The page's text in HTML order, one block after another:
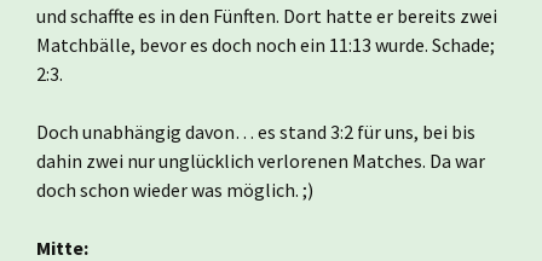
und schaffte es in den Fünften. Dort hatte er bereits zwei
Matchbälle, bevor es doch noch ein 11:13 wurde. Schade;
2:3.
Doch unabhängig davon… es stand 3:2 für uns, bei bis
dahin zwei nur unglücklich verlorenen Matches. Da war
doch schon wieder was möglich. ;)
Mitte: